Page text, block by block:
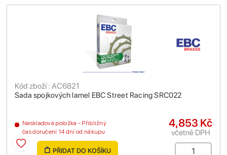
Sada spojkových lamel EBC Street Racing SRC022
Kód zboží : AC6821
Neskladová položka - Přibližný
čas doručení 14 dní od nákupu
4,853 Kč
včetně DPH
PŘIDAT DO KOŠÍKU